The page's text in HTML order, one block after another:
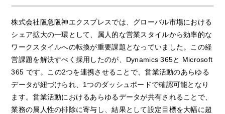
株式会社阪急阪神エクスプレスでは、グローバル市場における
シェア拡大の一環として、属人的な営業スタイルから効率的な
ワークスタイルへの転換が重要課題となっていました。この経
営課題を解決すべく採用したのが、Dynamics 365と Microsoft
365 です。この2つを連携させることで、営業活動のあらゆる
データが紐づけられ、1つのダッシュボードで確認可能となり
ます。営業活動におけるあらゆるデータが共有されることで、
業務の属人性の排除に寄与し、結果として設定目標を大幅に超